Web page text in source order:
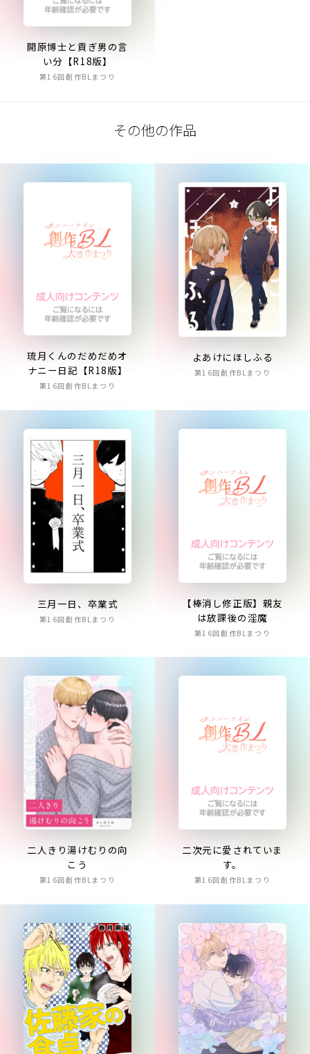
開原博士と貢ぎ男の言
い分【R18版】
第16回創作BLまつり
その他の作品
琉月くんのだめだめオ
ナニー日記【R18版】
第16回創作BLまつり
よあけにほしふる
第16回創作BLまつり
三月一日、卒業式
第16回創作BLまつり
【棒消し修正版】親友
は放課後の淫魔
第16回創作BLまつり
二人きり湯けむりの向
こう
第16回創作BLまつり
二次元に愛されていま
す。
第16回創作BLまつり